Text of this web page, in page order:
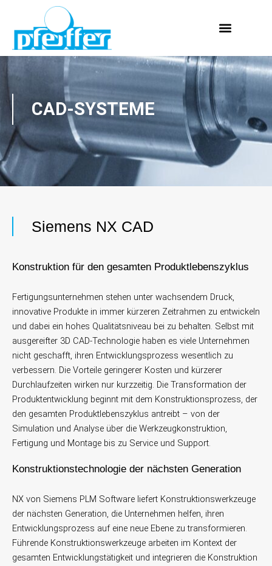
springen
CAD-SYSTEME
Siemens NX CAD
Konstruktion für den gesamten Produktlebenszyklus
Fertigungsunternehmen stehen unter wachsendem Druck,
innovative Produkte in immer kürzeren Zeitrahmen zu entwickeln
und dabei ein hohes Qualitätsniveau bei zu behalten. Selbst mit
ausgereifter 3D CAD-Technologie haben es viele Unternehmen
nicht geschafft, ihren Entwicklungsprozess wesentlich zu
verbessern. Die Vorteile geringerer Kosten und kürzerer
Durchlaufzeiten wirken nur kurzzeitig. Die Transformation der
Produktentwicklung beginnt mit dem Konstruktionsprozess, der
den gesamten Produktlebenszyklus antreibt – von der
Simulation und Analyse über die Werkzeug­konstruktion,
Fertigung und Montage bis zu Service und Support.
Konstruktionstechnologie der nächsten Generation
NX von Siemens PLM Software liefert Konstruktionswerkzeuge
der nächsten Generation, die Unternehmen helfen, ihren
Entwicklungsprozess auf eine neue Ebene zu transformieren.
Führende Konstruktionswerkzeuge arbeiten im Kontext der
gesamten Entwicklungstätigkeit und integrieren die Konstruktion